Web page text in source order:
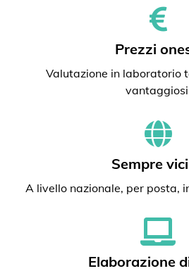
Prezzi
Valutazione in laboratorio
Sempre
A livello nazionale, per posta,
Elaborazione